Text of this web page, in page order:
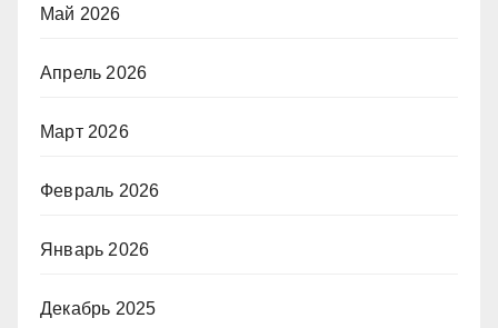
Май 2026
Апрель 2026
Март 2026
Февраль 2026
Январь 2026
Декабрь 2025